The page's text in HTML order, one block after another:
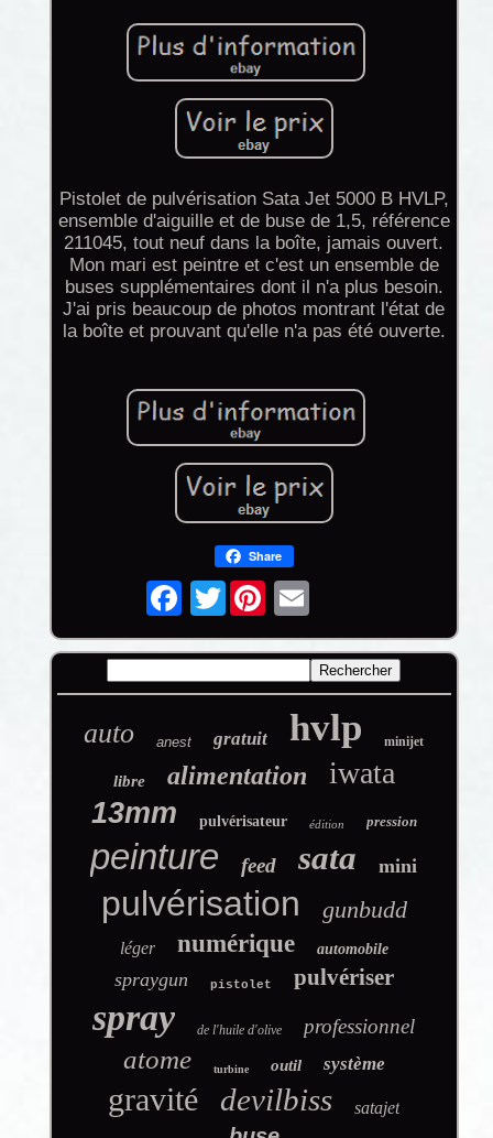
Pistolet de pulvérisation Sata Jet 5000 B HVLP,
ensemble d'aiguille et de buse de 1,5, référence
211045, tout neuf dans la boîte, jamais ouvert.
Mon mari est peintre et c'est un ensemble de
buses supplémentaires dont il n'a plus besoin.
J'ai pris beaucoup de photos montrant l'état de
la boîte et prouvant qu'elle n'a pas été ouverte.
Share
Twitter
auto anest gratuit hvlp minijet
libre alimentation iwata
13mm pulvérisateur édition pression
peinture feed sata mini
pulvérisation gunbudd
léger numérique automobile
spraygun pistolet pulvériser
spray de l'huile d'olive professionnel
atome turbine outil système
gravité devilbiss satajet